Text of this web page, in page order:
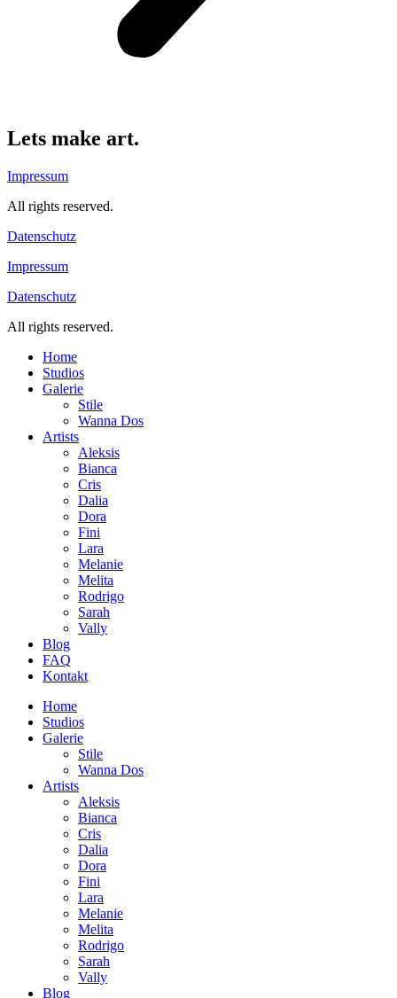
Lets make art.
Impressum
All rights reserved.
Datenschutz
Impressum
Datenschutz
All rights reserved.
Home
Studios
Galerie
Stile
Wanna Dos
Artists
Aleksis
Bianca
Cris
Dalia
Dora
Fini
Lara
Melanie
Melita
Rodrigo
Sarah
Vally
Blog
FAQ
Kontakt
Home
Studios
Galerie
Stile
Wanna Dos
Artists
Aleksis
Bianca
Cris
Dalia
Dora
Fini
Lara
Melanie
Melita
Rodrigo
Sarah
Vally
Blog